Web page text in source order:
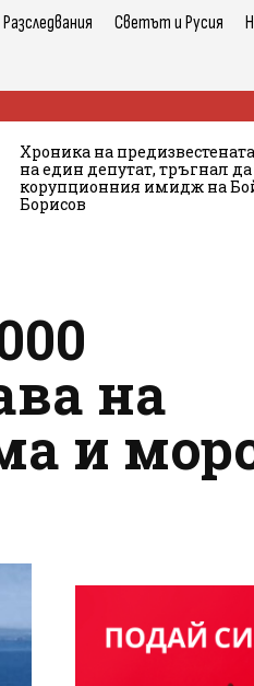
Разследвания Светът и Русия
Хроника на
на един депутат, тръгнал
корупционния имидж на
Борисов
на
и